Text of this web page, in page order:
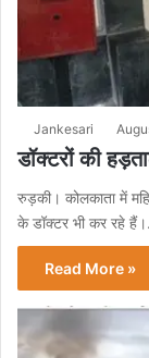
Jankesari
डॉक्टरों की
रुड़की। कोलकाता में
के डॉक्टर भी कर रहे
Read More »